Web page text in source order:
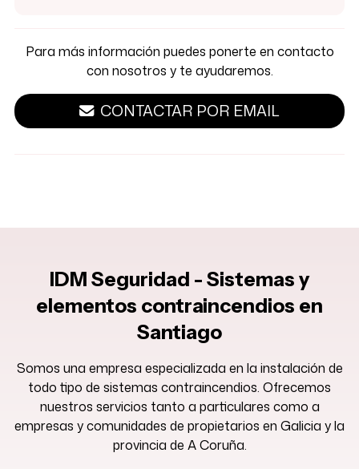
Para más información puedes ponerte en contacto
con nosotros y te ayudaremos.
CONTACTAR POR EMAIL
IDM Seguridad - Sistemas y
elementos contraincendios en
Santiago
Somos una empresa especializada en la instalación de
todo tipo de sistemas contraincendios. Ofrecemos
nuestros servicios tanto a particulares como a
empresas y comunidades de propietarios en Galicia y la
provincia de A Coruña.